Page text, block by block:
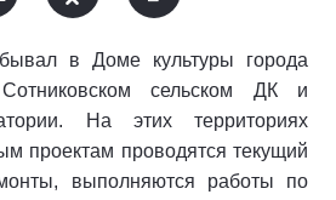
в Доме культуры города
сельском ДК и
На этих территориях
проектам проводятся текущий
выполняются работы по